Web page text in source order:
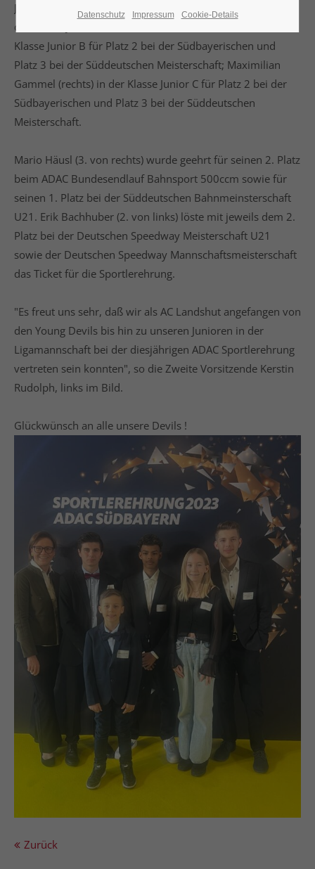
Johannes Schranner (im Bild vorne) für jeweils Platz 3 in
der Klasse Junior A; Franziska Kober (2. von rechts) in der
Klasse Junior B für Platz 2 bei der Südbayerischen und
Platz 3 bei der Süddeutschen Meisterschaft; Maximilian
Gammel (rechts) in der Klasse Junior C für Platz 2 bei der
Südbayerischen und Platz 3 bei der Süddeutschen
Meisterschaft.
Mario Häusl (3. von rechts) wurde geehrt für seinen 2. Platz
beim ADAC Bundesendlauf Bahnsport 500ccm sowie für
seinen 1. Platz bei der Süddeutschen Bahnmeinsterschaft
U21. Erik Bachhuber (2. von links) löste mit jeweils dem 2.
Platz bei der Deutschen Speedway Meisterschaft U21
sowie der Deutschen Speedway Mannschaftsmeisterschaft
das Ticket für die Sportlerehrung.
"Es freut uns sehr, daß wir als AC Landshut angefangen von
den Young Devils bis hin zu unseren Junioren in der
Ligamannschaft bei der diesjährigen ADAC Sportlerehrung
vertreten sein konnten", so die Zweite Vorsitzende Kerstin
Rudolph, links im Bild.
Glückwünsch an alle unsere Devils !
Zurück
Datenschutz Impressum Cookie-Details